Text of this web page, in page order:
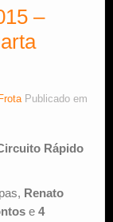
–
Publicado em
Rápido
Renato
e 4